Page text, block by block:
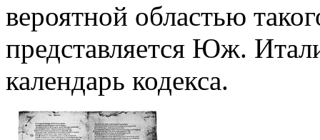
вероятной областью
представляется Юж.
календарь кодекса.